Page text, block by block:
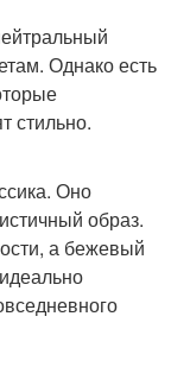
Однако есть
стильно.
Оно
образ.
а бежевый